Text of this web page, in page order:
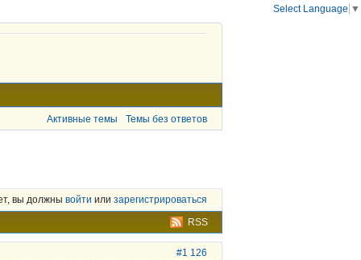
Активные темы Темы без ответов
вы должны войти или зарегистрироваться
RSS
#1 126
Select Language ▼